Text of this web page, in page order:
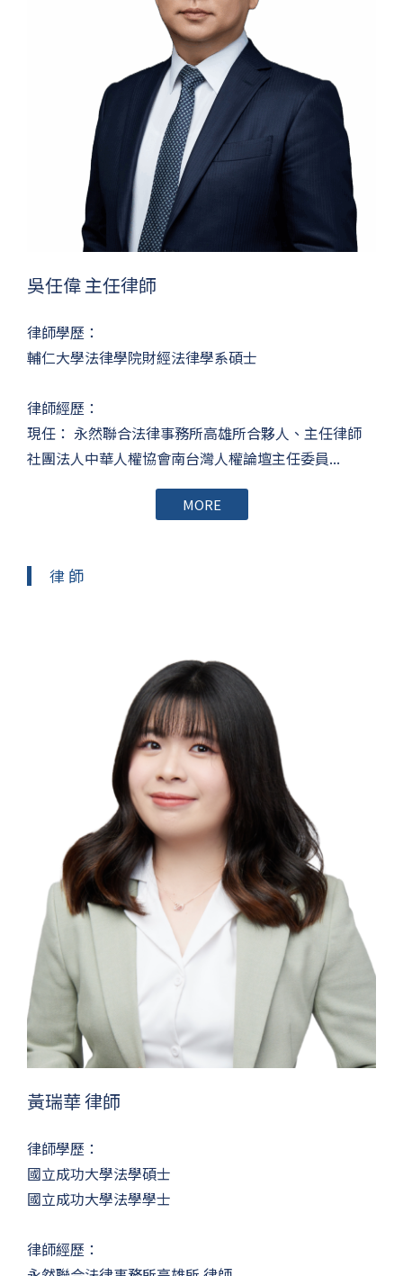
吳任偉 主任律師
律師學歷：
輔仁大學法律學院財經法律學系碩士
律師經歷：
現任： 永然聯合法律事務所高雄所合夥人、主任律師
社團法人中華人權協會南台灣人權論壇主任委員...
MORE
律 師
黃瑞華 律師
律師學歷：
國立成功大學法學碩士
國立成功大學法學學士
律師經歷：